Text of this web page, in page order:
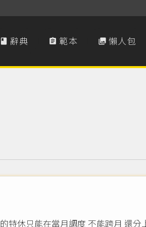
 辭典  範本  懶人包
特休只能在當月調度 不能跨月 還